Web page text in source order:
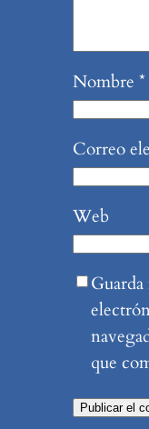
Nombre *
Correo
Web
que